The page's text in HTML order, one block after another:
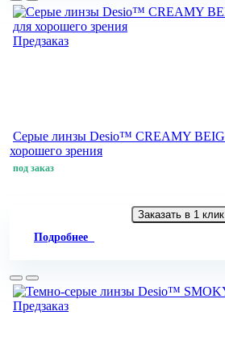
Предзаказ
Серые линзы Desio™ CREAMY
хорошего зрения
под заказ
Заказать в 1 клик
Подробнее
Предзаказ